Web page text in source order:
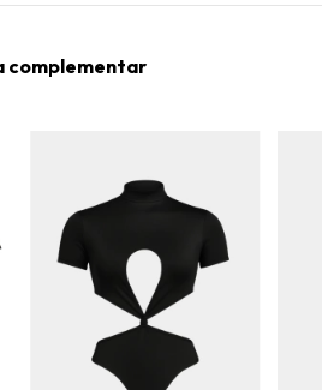
complementar